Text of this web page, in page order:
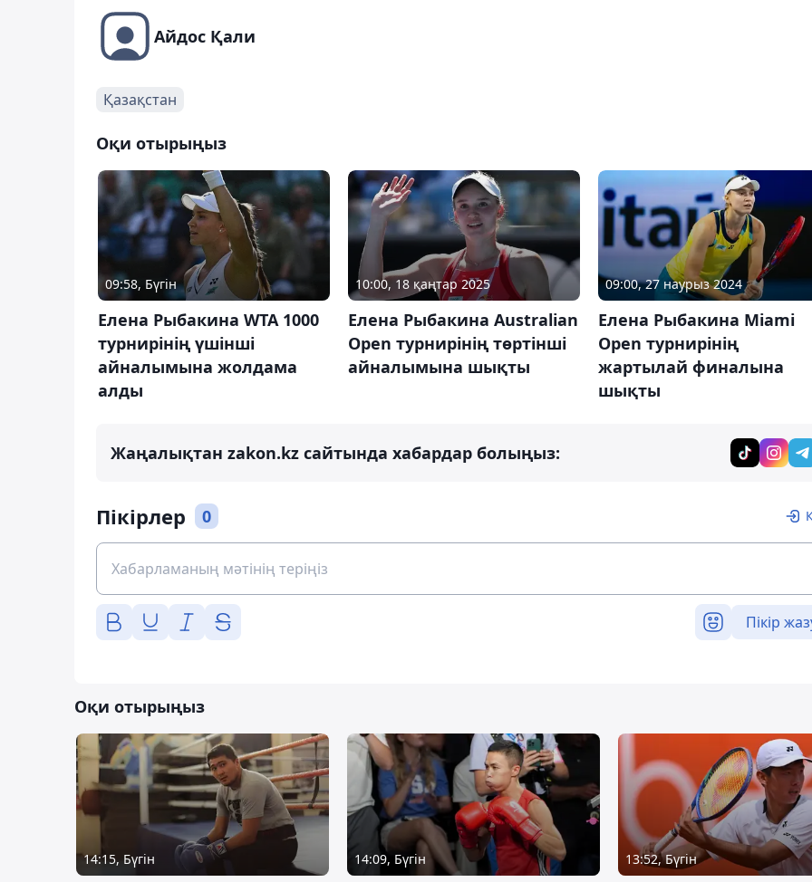
Айдос Қали
Қазақстан
Оқи отырыңыз
09:58, Бүгін
Елена Рыбакина WTA 1000
турнирінің үшінші
айналымына жолдама
алды
10:00, 18 қаңтар 2025
Елена Рыбакина Australian
Open турнирінің төртінші
айналымына шықты
09:00, 27 наурыз 2024
Елена Рыбакина Miami
Open турнирінің
жартылай финалына
шықты
Жаңалықтан zakon.kz сайтында хабардар болыңыз:
Пікірлер 0
Пікір
Оқи отырыңыз
14:15, Бүгін 14:09, Бүгін 13:52, Бүгін